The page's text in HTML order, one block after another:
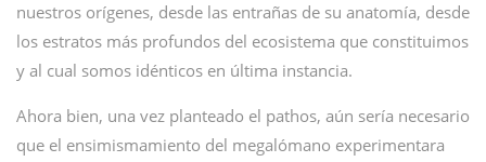
nuestros orígenes, desde las entrañas de su anatomía, desde
los estratos más profundos del ecosistema que constituimos
y al cual somos idénticos en última instancia.
Ahora bien, una vez planteado el pathos, aún sería necesario
que el ensimismamiento del megalómano experimentara